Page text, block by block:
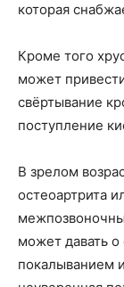
которая
Кроме того
может
свёртывание
поступление
В зрелом
остеоартрита
может давать о
покалыванием